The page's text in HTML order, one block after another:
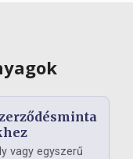
vagy egyszerű